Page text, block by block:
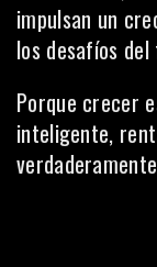
impulsan un
los desafíos
Porque crecer
inteligente,